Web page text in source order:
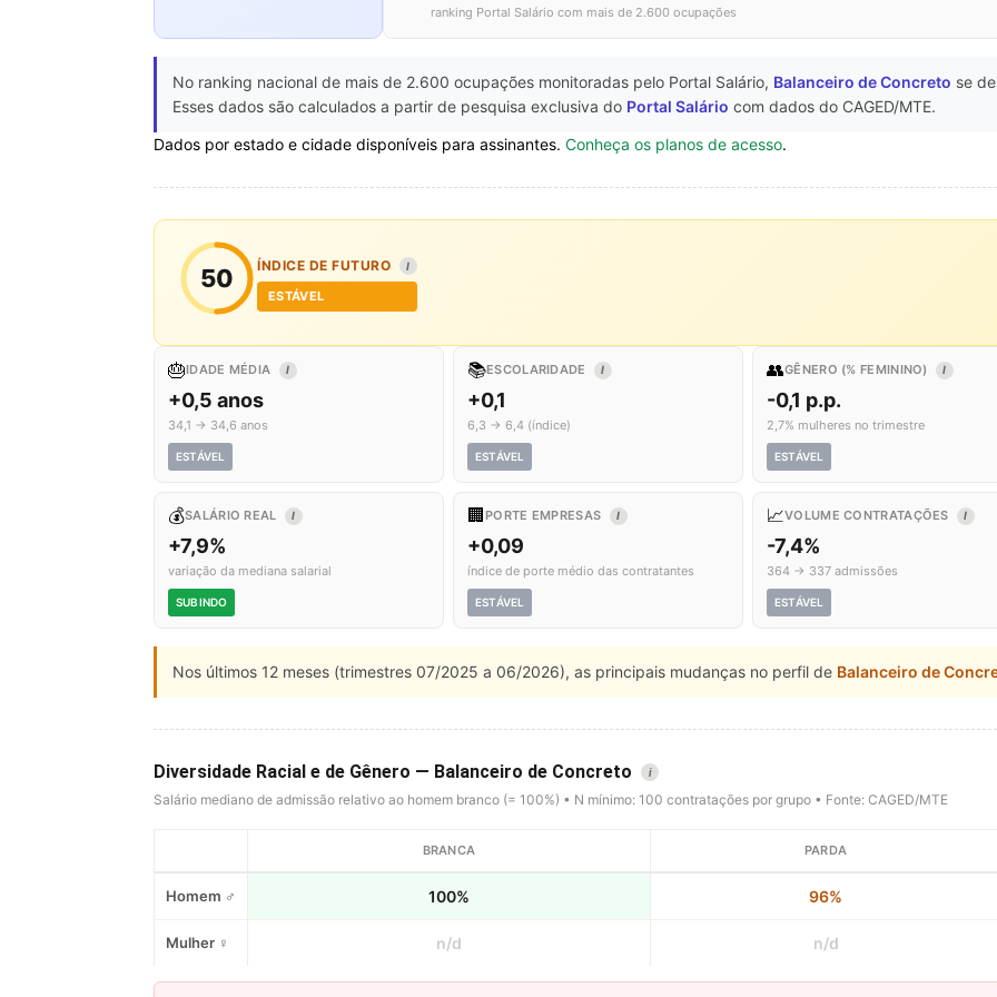
ranking Portal Salário com mais de 2.600 ocupações
No ranking nacional de mais de 2.600 ocupações monitoradas pelo Portal Salário, Balanceiro de Concreto se
Esses dados são calculados a partir de pesquisa exclusiva do Portal Salário com dados do CAGED/MTE.
Dados por estado e cidade disponíveis para assinantes. Conheça os planos de acesso.
50 ÍNDICE DE FUTURO I
ESTÁVEL
🎂IDADE MÉDIA I
+0,5 anos
34,1 → 34,6 anos
ESTÁVEL
📚ESCOLARIDADE I
+0,1
6,3 → 6,4 (índice)
ESTÁVEL
👥GÊNERO (% FEMININO) I
-0,1 p.p.
2,7% mulheres no trimestre
ESTÁVEL
💰SALÁRIO REAL I
+7,9%
variação da mediana salarial
SUBINDO
🏢 PORTE EMPRESAS I
+0,09
índice de porte médio das contratantes
ESTÁVEL
📈VOLUME CONTRATAÇÕES I
-7,4%
364 → 337 admissões
ESTÁVEL
Nos últimos 12 meses (trimestres 07/2025 a 06/2026), as principais mudanças no perfil de Balanceiro de
Diversidade Racial e de Gênero — Balanceiro de Concreto i
Salário mediano de admissão relativo ao homem branco (= 100%) • N mínimo: 100 contratações por grupo • Fonte: CAGED/MTE
BRANCA PARDA
Homem ♂ 100% 96%
Mulher ♀ n/d n/d